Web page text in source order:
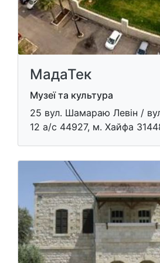
МадаТек
Музеї та культура
​25 вул. Шамараю Левін /
12 а/с 44927, м. Хайфа